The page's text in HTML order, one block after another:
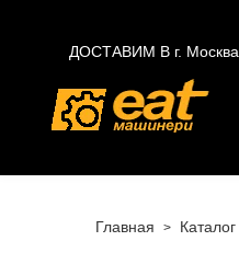
ДОСТАВИМ В г. Москва
Главная Каталог